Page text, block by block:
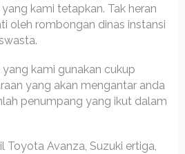
kami tetapkan. Tak heran
oleh rombongan dinas instansi
kami gunakan cukup
yang akan mengantar anda
penumpang yang ikut dalam
Toyota Avanza, Suzuki ertiga,